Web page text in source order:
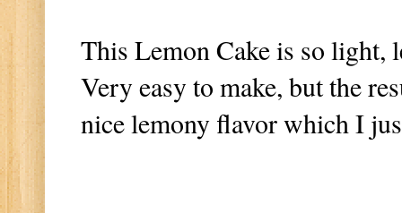
This Lemon Cake is so
Very easy to make, but the
nice lemony flavor which I